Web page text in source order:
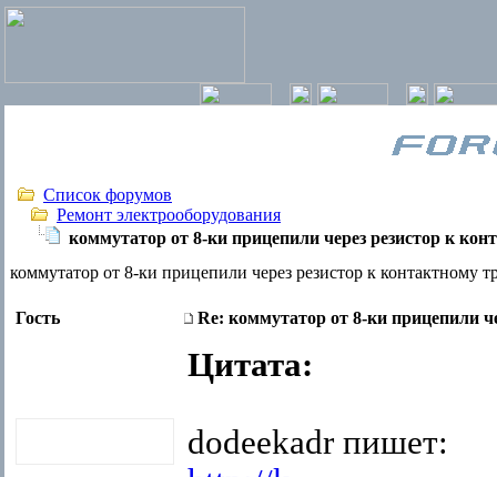
Список форумов
Ремонт электрооборудования
коммутатор от 8-ки прицепили через резистор к
коммутатор от 8-ки прицепили через резистор к контактному
Гость Re: коммутатор от 8-ки прицепили
Цитата:
dodeekadr пишет: